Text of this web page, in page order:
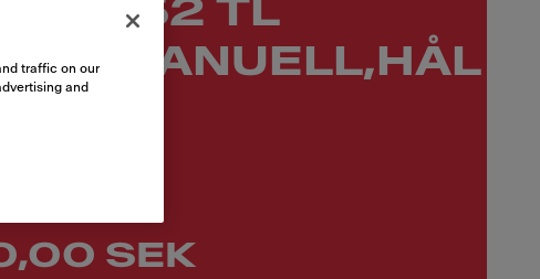
210-52 TL
SEK
traffic on our
and